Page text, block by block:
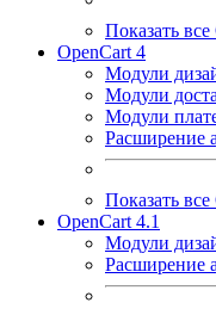
Показать
OpenCart 4
Модули
Модули
Модули
Расширение
Показать
OpenCart 4.1
Модули
Расширение